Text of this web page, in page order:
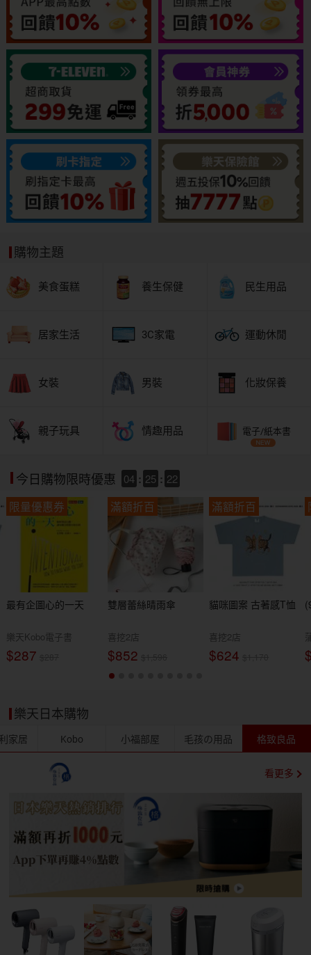
購物主題
美食蛋糕 養生保健 民生用品
居家生活 3C家電 運動休閒
女裝 男裝 化妝保養
親子玩具 情趣用品 電子/紙本書
今日購物限時優惠 04 : 25 : 21
限量優惠券
最有企圖心的一天
樂天Kobo電子書
$287
滿額折百
雙層蕾絲晴雨傘
喜挖2店
$852
滿額折百
貓咪圖案 古著感T恤
喜挖2店
$624
樂天日本購物
家居 Kobo 小福部屋 毛孩の用品 格致良品
看更多